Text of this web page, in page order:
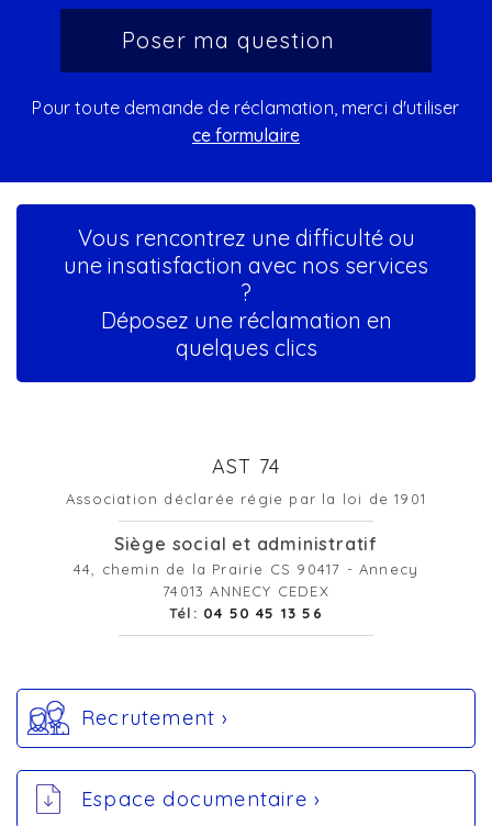
Pour toute demande de réclamation, merci d'utiliser
ce formulaire
Vous rencontrez une difficulté ou
une insatisfaction avec nos services
?
Déposez une réclamation en
quelques clics
AST 74
Association déclarée régie par la loi de 1901
Siège social et administratif
44, chemin de la Prairie CS 90417 - Annecy
74013 ANNECY CEDEX
Tél: 04 50 45 13 56
Recrutement ›
Espace documentaire ›